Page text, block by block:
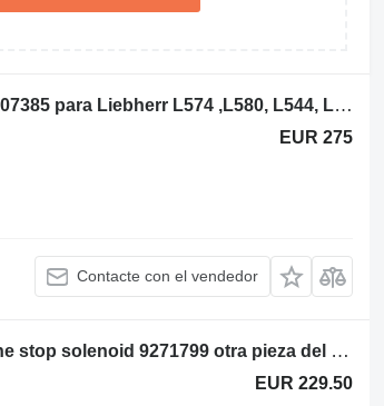
Stopping Device Liebherr Dispositivo de parada 8007385 para Liebherr L574 ,L580, L544, L554 cargadora de ruedas
EUR 275
Contacte con el vendedor
Liebherr cewka gaszenia , Abstellvorrichtung,Engine stop solenoid 9271799 otra pieza del motor para Liebherr L554,L564,L574,L580 cargadora de ruedas
EUR 229.50